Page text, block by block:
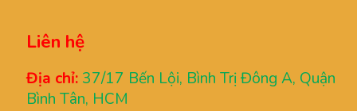
Liên hệ
Địa chỉ: 37/17 Bến Lội, Bình Trị Đông A, Quận
Bình Tân, HCM